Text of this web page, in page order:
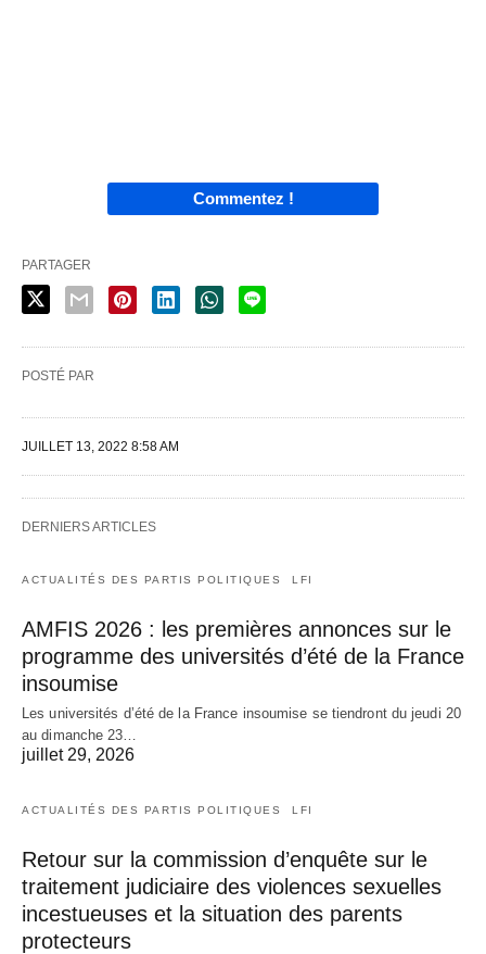
Commentez !
PARTAGER
POSTÉ PAR
JUILLET 13, 2022 8:58 AM
DERNIERS ARTICLES
ACTUALITÉS DES PARTIS POLITIQUES LFI
AMFIS 2026 : les premières annonces sur le
programme des universités d’été de la France
insoumise
Les universités d’été de la France insoumise se tiendront du jeudi 20
au dimanche 23…
juillet 29, 2026
ACTUALITÉS DES PARTIS POLITIQUES LFI
Retour sur la commission d’enquête sur le
traitement judiciaire des violences sexuelles
incestueuses et la situation des parents
protecteurs